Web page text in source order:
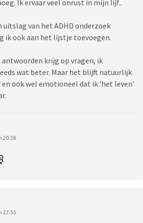
Ik ervaar veel onrust in mijn lijf..
uitslag van het ADHD onderzoek
ik ook aan het lijstje toevoegen.
krijg op vragen, ik
wat beter. Maar het blijft natuurlijk
ook wel emotioneel dat ik 'het leven'
20:38
22:55